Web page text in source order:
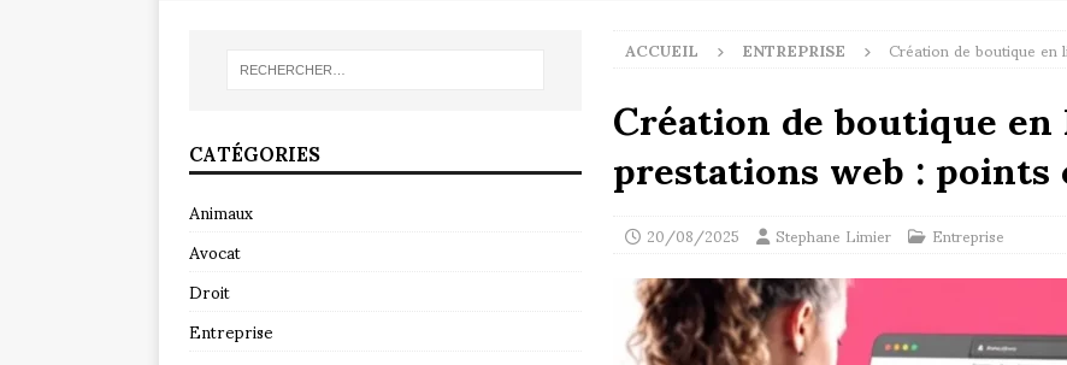
ACCUEIL ENTREPRISE Création de boutique
Création de boutique
prestations web :
20/08/2025 Stephane Limier Entreprise
CATÉGORIES
Animaux
Avocat
Droit
Entreprise